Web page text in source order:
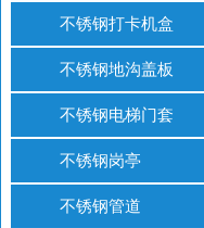
不锈钢打卡机盒
不锈钢地沟盖板
不锈钢电梯门套
不锈钢岗亭
不锈钢管道